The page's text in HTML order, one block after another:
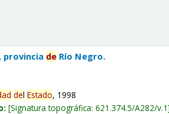
provincia de Río Negro.
delEstado, 1998
Signatura topográfica:621.374.5/A282/v.1